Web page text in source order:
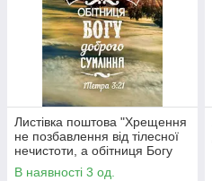
Листівка поштова "Хрещення
не позбавлення від тілесної
нечистоти, а обітниця Богу
доброго сумління"
В наявності 3 од.